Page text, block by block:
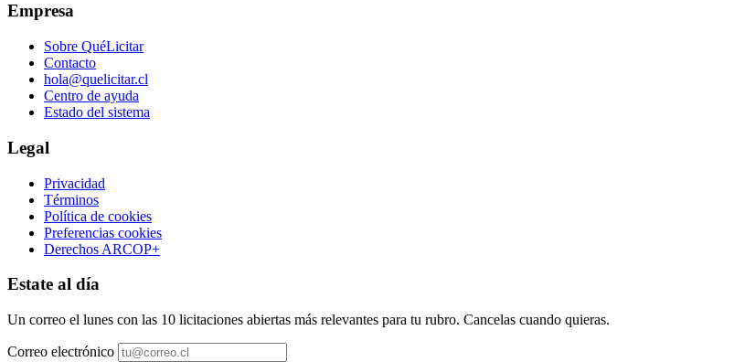
Empresa
Sobre QuéLicitar
Contacto
hola@quelicitar.cl
Centro de ayuda
Estado del sistema
Legal
Privacidad
Términos
Política de cookies
Preferencias cookies
Derechos ARCOP+
Estate al día
Un correo el lunes con las 10 licitaciones abiertas más relevantes para tu rubro. Cancelas cuando quieras.
Correo electrónico